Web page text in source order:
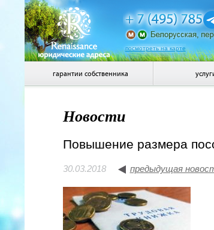
посмотреть на карте
гарантии собственника
Новости
Повышение размера
30.03.2018 предыдущая